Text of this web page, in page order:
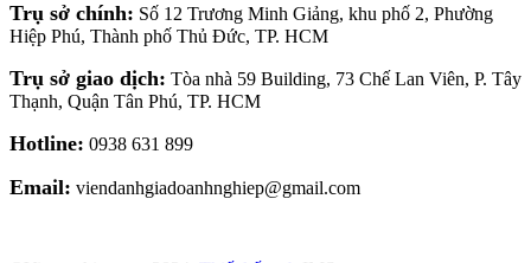
Trụ sở chính: Số 12 Trương Minh Giảng, khu phố 2, Phường
Hiệp Phú, Thành phố Thủ Đức, TP. HCM
Trụ sở giao dịch: Tòa nhà 59 Building, 73 Chế Lan Viên, P. Tây
Thạnh, Quận Tân Phú, TP. HCM
Hotline: 0938 631 899
Email: viendanhgiadoanhnghiep@gmail.com